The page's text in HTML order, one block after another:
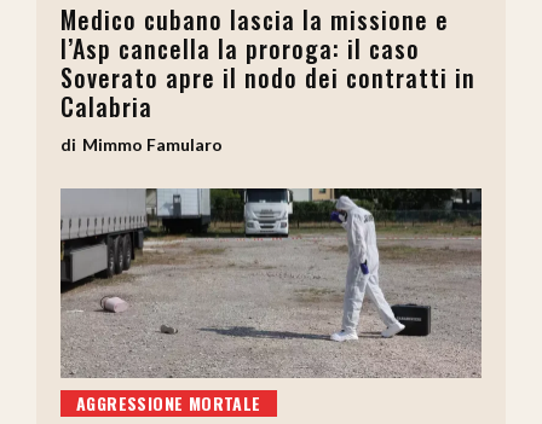
Medico cubano lascia la missione e
l’Asp cancella la proroga: il caso
Soverato apre il nodo dei contratti in
Calabria
Mimmo Famularo
AGGRESSIONE MORTALE